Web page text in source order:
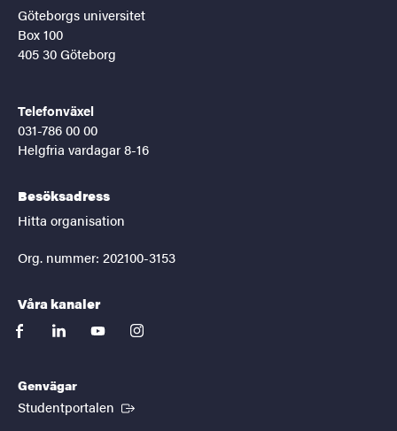
Göteborgs universitet
Box 100
405 30 Göteborg
Telefonväxel
031-786 00 00
Helgfria vardagar 8-16
Besöksadress
Hitta organisation
Org. nummer: 202100-3153
Våra kanaler
facebooklinkedinyoutubeinstagram
Genvägar
Studentportalen (Extern länk)